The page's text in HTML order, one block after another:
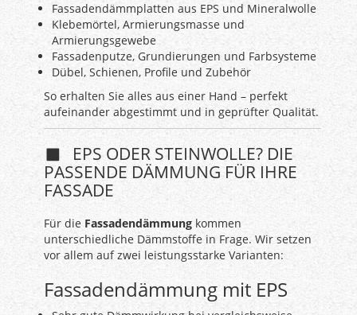
Fassadendämmplatten aus EPS und Mineralwolle
Klebemörtel, Armierungsmasse und
Armierungsgewebe
Fassadenputze, Grundierungen und Farbsysteme
Dübel, Schienen, Profile und Zubehör
So erhalten Sie alles aus einer Hand – perfekt
aufeinander abgestimmt und in geprüfter Qualität.
EPS ODER STEINWOLLE? DIE
PASSENDE DÄMMUNG FÜR IHRE
FASSADE
Für die Fassadendämmung kommen
unterschiedliche Dämmstoffe in Frage. Wir setzen
vor allem auf zwei leistungsstarke Varianten:
Fassadendämmung mit EPS